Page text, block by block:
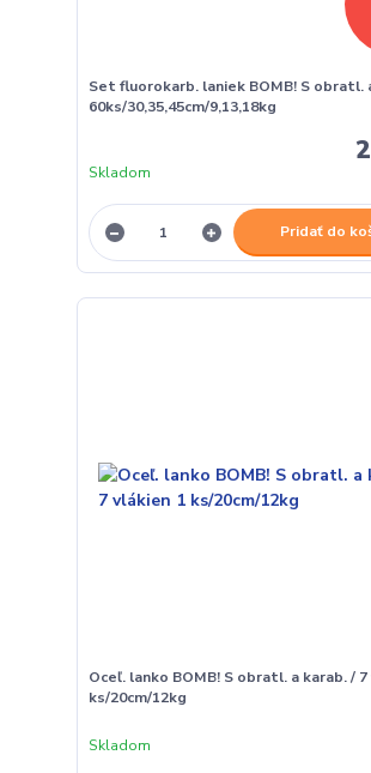
Set fluorokarb. laniek BOMB! S obratl.
60ks/30,35,45cm/9,13,18kg
Skladom
Pridať do
Oceľ. lanko BOMB! S obratl. a karab. / 7
ks/20cm/12kg
Skladom